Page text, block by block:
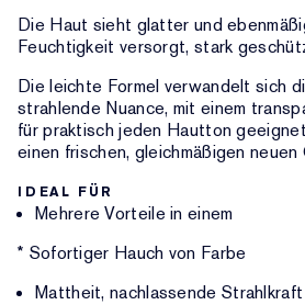
Die Haut sieht glatter und
Feuchtigkeit versorgt, stark
Die leichte Formel verwandelt sich
strahlende Nuance, mit einem
für praktisch jeden Hautton
einen frischen, gleichmäßigen neuen
IDEAL FÜR
Mehrere Vorteile in einem
* Sofortiger Hauch von Farbe
Mattheit, nachlassende Strahlkraft